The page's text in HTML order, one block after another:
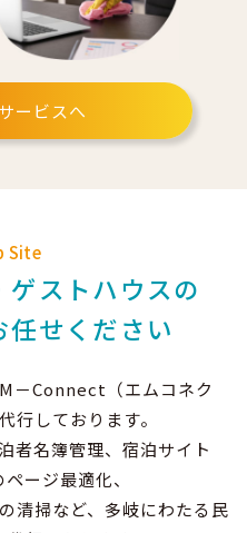
ービスへ
Site
ストハウスの
任せください
－Connect（エムコネク
行しております。
者名簿管理、宿泊サイト
ージ最適化、
清掃など、多岐にわたる民